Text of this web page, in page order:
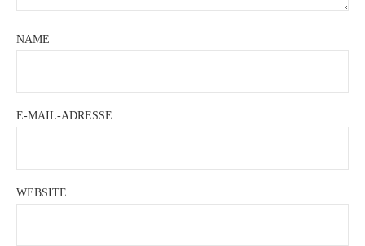
NAME
E-MAIL-ADRESSE
WEBSITE